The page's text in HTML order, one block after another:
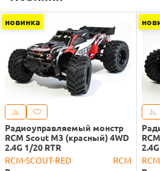
новинка
Радиоуправляемый монстр
RCM Scout M3 (красный) 4WD
2.4G 1/20 RTR
RCM-SCOUT-RED
RCM